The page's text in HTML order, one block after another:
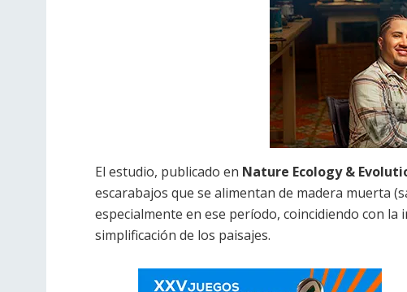
El estudio, publicado en Nature Ecology &
escarabajos que se alimentan de madera muerta
especialmente en ese período, coincidiendo con la
simplificación de los paisajes.